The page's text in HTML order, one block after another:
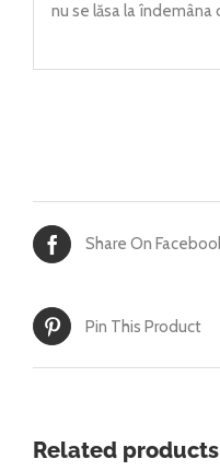
nu se lăsa la îndemâna
Share On
Pin This Product
Related products